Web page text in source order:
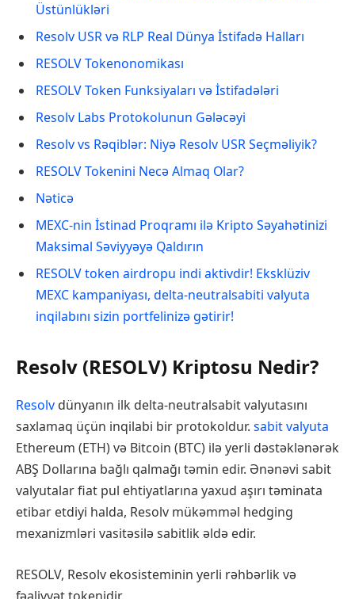
Üstünlükləri
Resolv USR və RLP Real Dünya İstifadə Halları
RESOLV Tokenonomikası
RESOLV Token Funksiyaları və İstifadələri
Resolv Labs Protokolunun Gələcəyi
Resolv vs Rəqiblər: Niyə Resolv USR Seçməliyik?
RESOLV Tokenini Necə Almaq Olar?
Nəticə
MEXC-nin İstinad Proqramı ilə Kripto Səyahətinizi
Maksimal Səviyyəyə Qaldırın
RESOLV token airdropu indi aktivdir! Eksklüziv
MEXC kampaniyası, delta-neutralsabiti valyuta
inqilabını sizin portfelinizə gətirir!
Resolv (RESOLV) Kriptosu Nedir?
Resolv dünyanın ilk delta-neutralsabit valyutasını
saxlamaq üçün inqilabi bir protokoldur. sabit valyuta
Ethereum (ETH) və Bitcoin (BTC) ilə yerli dəstəklənərək
ABŞ Dollarına bağlı qalmağı təmin edir. Ənənəvi sabit
valyutalar fiat pul ehtiyatlarına yaxud aşırı təminata
etibar etdiyi halda, Resolv mükəmməl hedging
mexanizmləri vasitəsilə sabitlik əldə edir.
RESOLV, Resolv ekosisteminin yerli rəhbərlik və